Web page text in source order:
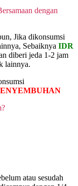
dengan
Jika dikonsumsi
Sebaiknya IDR
diberi jeda 1-2 jam
lainnya.
atau sesudah